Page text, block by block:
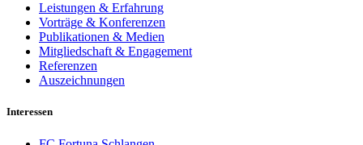
Leistungen & Erfahrung
Vorträge & Konferenzen
Publikationen & Medien
Mitgliedschaft & Engagement
Referenzen
Auszeichnungen
Interessen